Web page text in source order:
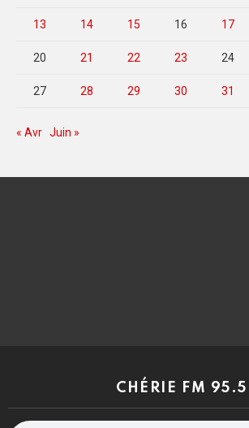
13 14 15 16 17
20 21 22 23 24
27 28 29 30 31
« Avr Juin »
CHÉRIE FM 95.5